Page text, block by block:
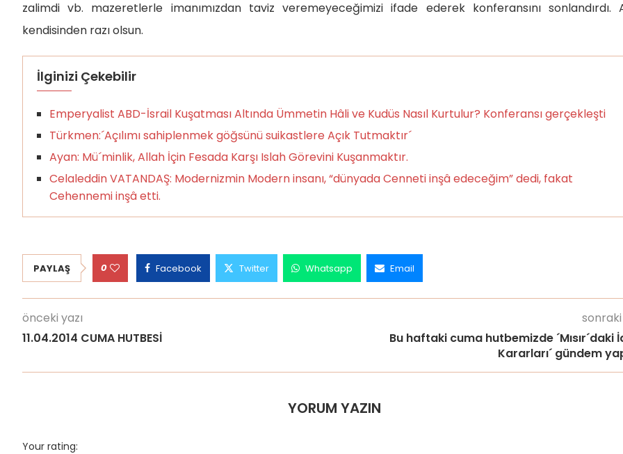
zalimdi vb. mazeretlerle imanımızdan taviz veremeyeceğimizi ifade ederek konferansını sonlandırdı.
kendisinden razı olsun.
İlginizi Çekebilir
Emperyalist ABD-İsrail Kuşatması Altında Ümmetin Hâli ve Kudüs Nasıl Kurtulur? Konferansı gerçekleşti
Türkmen:´Açılımı sahiplenmek göğsünü suikastlere Açık Tutmaktır´
Ayan: Mü´minlik, Allah İçin Fesada Karşı Islah Görevini Kuşanmaktır.
Celaleddin VATANDAŞ: Modernizmin Modern insanı, “dünyada Cenneti inşâ edeceğim” dedi, fakat
Cehennemi inşâ etti.
PAYLAŞ 0 Facebook Twitter Whatsapp Email
önceki yazı
11.04.2014 CUMA HUTBESİ
sonraki
Bu haftaki cuma hutbemizde ´Mısır´daki
Kararları´ gündem
YORUM YAZIN
Your rating: